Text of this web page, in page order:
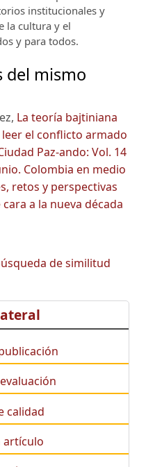
institucionales y
la cultura y el
y para todos.
del mismo
La teoría bajtiniana
el conflicto armado
Paz-ando: Vol. 14
Colombia en medio
retos y perspectivas
a la nueva década
de similitud
calidad
artículo